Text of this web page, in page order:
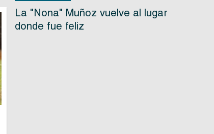
La "Nona" Muñoz vuelve al lugar
donde fue feliz